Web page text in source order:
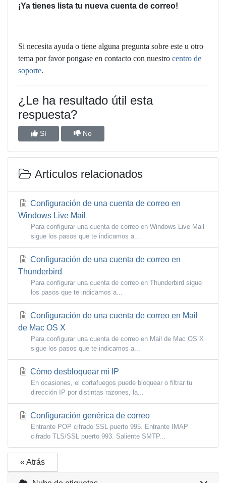
¡Ya tienes lista tu nueva cuenta de correo!
Si necesita ayuda o tiene alguna pregunta sobre este u otro
tema por favor pongase en contacto con nuestro centro de
soporte.
¿Le ha resultado útil esta
respuesta?
Sí No
Artículos relacionados
Configuración de una cuenta de correo en
Windows Live Mail
Para configurar una cuenta de correo en Windows Live Mail
sigue los pasos que te indicamos a...
Configuración de una cuenta de correo en
Thunderbird
Para configurar una cuenta de correo en Thunderbird sigue
los pasos que te indicamos a...
Configuración de una cuenta de correo en Mail
de Mac OS X
Para configurar una cuenta de correo en Mail de Mac OS X
sigue los pasos que te indicamos a...
Cómo desbloquear mi IP
En ocasiones, el cortafuegos puede bloquear o filtrar tu
dirección IP por distintas razones, la...
Configuración genérica de correo
Entrante POP cifrado SSL puerto 995. Entrante IMAP
cifrado TLS/SSL puerto 993. Saliente SMTP...
« Atrás